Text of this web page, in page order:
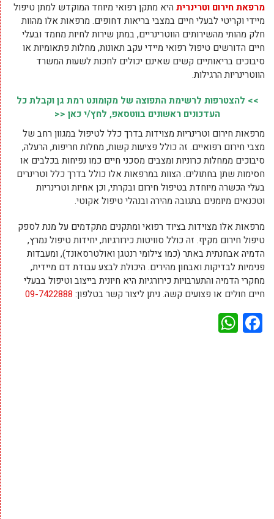
מרפאת חירום וטרינרית היא מתקן רפואי מיוחד המוקדש למתן טיפול
מיידי וקריטי לבעלי חיים במצבי בריאות דחופים. מרפאות אלו מהוות
חלק מהותי מהשירותים הווטרינריים, במתן שירות לחיות מחמד ובעלי
חיים הדורשים טיפול רפואי מיידי עקב תאונות, מחלות פתאומיות או
סיבוכים בריאותיים קשים שאינם יכולים לחכות לשעות המשרד
הווטרינריות הרגילות.
>> להצטרפות לרשימת התפוצה של מקומונט רמת גן וקבלת כל
העדכונים ראשונים בווטסאפ, לחץ/י כאן <<
מרפאות חירום וטרינריות מצוידות בדרך כלל לטיפול במגוון רחב של
מצבי חירום רפואיים. זה כולל פציעות קשות, מחלות חריפות, הרעלה,
סיבוכים ממחלות כרוניות ומצבים מסכני חיים כמו נפיחות בכלבים או
חסימות שתן בחתולים. הצוות במרפאות אלו כולל בדרך כלל וטרינרים
בעלי הכשרה מיוחדת בטיפול חירום ובקרתי, וכן אחיות וטרינריות
וטכנאים מיומנים בתגובה מהירה ובנהלי טיפול אקוטי.
מרפאות אלו מצוידות בציוד רפואי ומתקנים מתקדמים על מנת לספק
טיפול חירום מקיף. זה כולל סוויטות כירורגיות, יחידות טיפול נמרץ,
הדמיה אבחנתית באתר (כמו צילומי רנטגן ואולטרסאונד), ומעבדות
פנימיות לבדיקות ואבחון מהירים. היכולת לבצע עבודת דם מיידית,
מחקרי הדמיה והתערבויות כירורגיות היא חיונית בייצוב וטיפול בבעלי
חיים חולים או פצועים קשה. ניתן ליצור קשר בטלפון: 09-7422888
Facebook